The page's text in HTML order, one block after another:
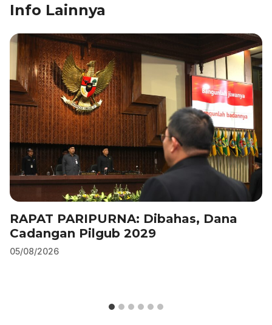
e
b
o
o
k
e
dI
n
A
p
p
a
m
Info Lainnya
RAPAT PARIPURNA: Dibahas, Dana
Cadangan Pilgub 2029
05/08/2026